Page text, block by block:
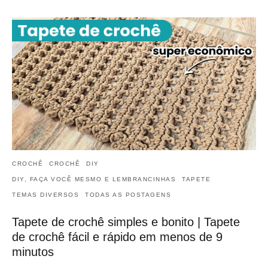
CROCHÊ CROCHÊ DIY
DIY, FAÇA VOCÊ MESMO E LEMBRANCINHAS TAPETE
TEMAS DIVERSOS TODAS AS POSTAGENS
Tapete de crochê simples e bonito | Tapete
de crochê fácil e rápido em menos de 9
minutos